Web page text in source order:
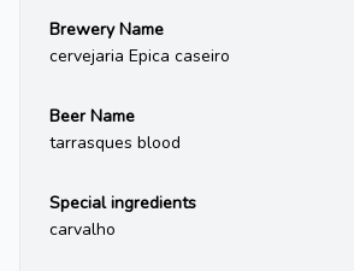
Brewery Name
cervejaria Epica caseiro
Beer Name
tarrasques blood
Special ingredients
carvalho